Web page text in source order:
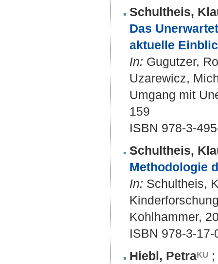
Schultheis,
Das
aktuelle
In: Gugutzer,
Uzarewicz,
Umgang mit
159
ISBN 978-3-
Schultheis,
Methodologie
In: Schultheis,
Kohlhammer,
ISBN 978-3-
Hiebl, Petra
;